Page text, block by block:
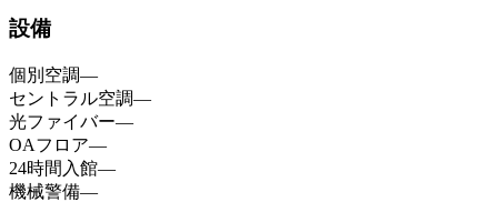
設備
個別空調—
セントラル空調—
光ファイバー—
OAフロア—
24時間入館—
機械警備—